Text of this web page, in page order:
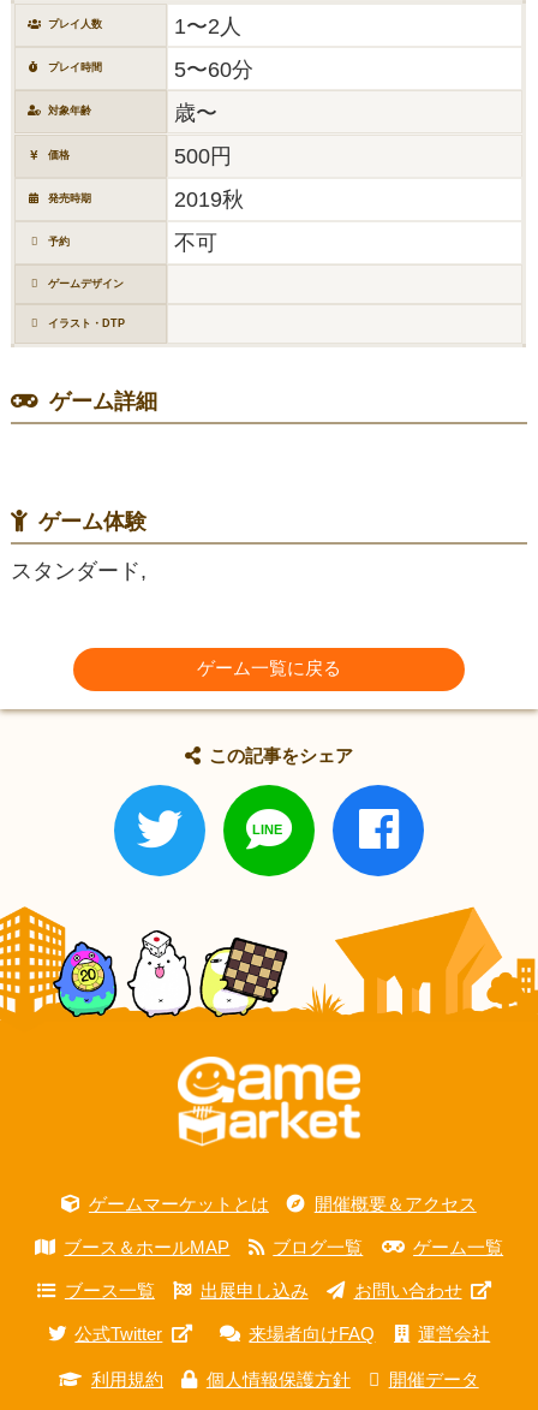
プレイ人数 1〜2人
プレイ時間 5〜60分
対象年齢 歳〜
価格 500円
発売時期 2019秋
予約 不可
ゲームデザイン
イラスト・DTP
ゲーム詳細
ゲーム体験
スタンダード,
ゲーム一覧に戻る
この記事をシェア
ゲームマーケットとは 開催概要＆アクセス
ブース＆ホールMAP ブログ一覧 ゲーム一覧
ブース一覧 出展申し込み お問い合わせ
公式Twitter 来場者向けFAQ 運営会社
利用規約 個人情報保護方針 開催データ